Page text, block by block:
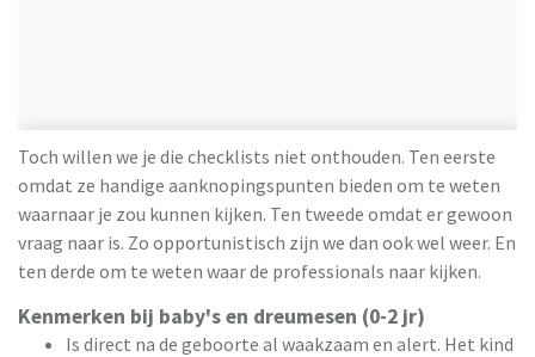
Toch willen we je die checklists niet onthouden. Ten eerste
omdat ze handige aanknopingspunten bieden om te weten
waarnaar je zou kunnen kijken. Ten tweede omdat er gewoon
vraag naar is. Zo opportunistisch zijn we dan ook wel weer. En
ten derde om te weten waar de professionals naar kijken.
Kenmerken bij baby's en dreumesen (0-2 jr)
Is direct na de geboorte al waakzaam en alert. Het kind